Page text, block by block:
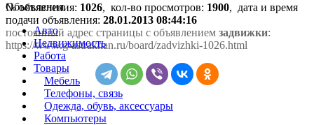
№ объявления: 1026, кол-во просмотров: 1900, дата и время
подачи объявления: 28.01.2013 08:44:16
постоянный адрес страницы с объявлением задвижки:
https://www.g-astrakhan.ru/board/zadvizhki-1026.html
Объявления
Авто
Недвижимость
Работа
Товары
Мебель
Телефоны, связь
Одежда, обувь, аксессуары
Компьютеры